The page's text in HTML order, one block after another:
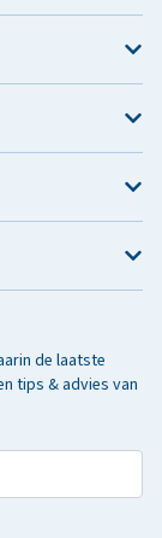
de laatste
tips & advies van